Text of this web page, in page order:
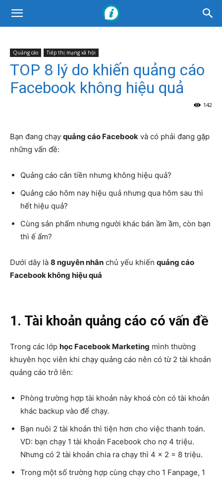
Quảng cáo Tiếp thị mạng xã hội
TOP 8 lý do khiến quảng cáo
Facebook không hiệu quả
142
Bạn đang chạy quảng cáo Facebook và có phải đang gặp
những vấn đề:
Quảng cáo cắn tiền nhưng không hiệu quả?
Quảng cáo hôm nay hiệu quả nhưng qua hôm sau thì
hết hiệu quả?
Cùng sản phẩm nhưng người khác bán ầm ầm, còn bạn
thì ế ẩm?
Dưới dây là 8 nguyên nhân chủ yếu khiến quảng cáo
Facebook không hiệu quả
1. Tài khoản quảng cáo có vấn đề
Trong các lớp học Facebook Marketing mình thường
khuyên học viên khi chạy quảng cáo nên có từ 2 tài khoản
quảng cáo trở lên:
Phòng trường hợp tài khoản này khoá còn có tài khoản
khác backup vào để chạy.
Bạn nuôi 2 tài khoản thì tiện hơn cho việc thanh toán.
VD: bạn chạy 1 tài khoản Facebook cho nợ 4 triệu.
Nhưng có 2 tài khoản chia ra chạy thì 4 x 2 = 8 triệu.
Trong một số trường hợp cùng chạy cho 1 Fanpage, 1